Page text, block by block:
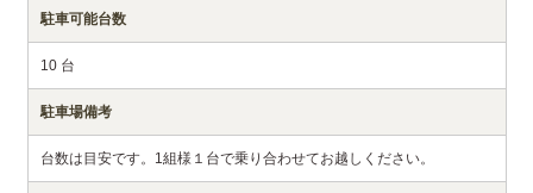
駐車可能台数
10 台
駐車場備考
台数は目安です。1組様１台で乗り合わせてお越しください。